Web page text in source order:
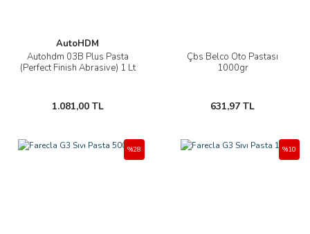
AutoHDM
Autohdm 03B Plus Pasta
(Perfect Finish Abrasive) 1 Lt
1.081,00 TL
Çbs Belco Oto Pastası
1000gr
631,97 TL
%28 %10